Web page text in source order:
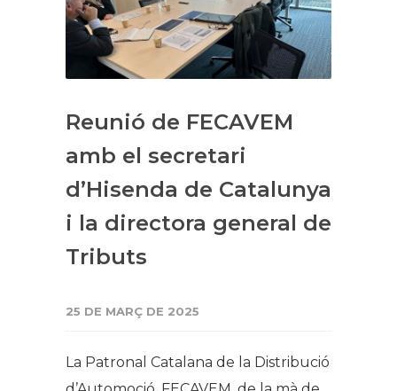
Reunió de FECAVEM
amb el secretari
d’Hisenda de Catalunya
i la directora general de
Tributs
25 DE MARÇ DE 2025
La Patronal Catalana de la Distribució